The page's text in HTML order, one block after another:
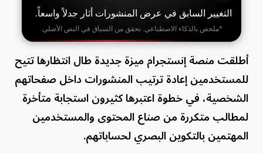
التغيير السابق في عرض المنشورات أثار جدلاً واسعاً.
*ملخص بالذكاء الاصطناعي. تحقق من السياق في النص الأصلي.
أطلقت منصة إنستجرام ميزة جديدة طال انتظارها تتيح
للمستخدمين إعادة ترتيب المنشورات داخل صفحاتهم
الشخصية، في خطوة اعتبرها كثيرون استجابة متأخرة
لمطالب متكررة من صناع المحتوى والمستخدمين
المهتمين بالتكوين البصري لحساباتهم.